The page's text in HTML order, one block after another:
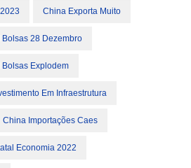
China Exporta Muito
28 Dezembro
Explodem
Em Infraestrutura
China Importações Caes
Economia 2022